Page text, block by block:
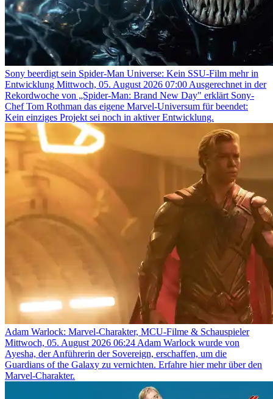
Sony beerdigt sein Spider-Man Universe: Kein SSU-Film mehr in
Entwicklung Mittwoch, 05. August 2026 07:00 Ausgerechnet in der
Rekordwoche von „Spider-Man: Brand New Day" erklärt Sony-
Chef Tom Rothman das eigene Marvel-Universum für beendet:
Kein einziges Projekt sei noch in aktiver Entwicklung.
Adam Warlock: Marvel-Charakter, MCU-Filme & Schauspieler
Mittwoch, 05. August 2026 06:24 Adam Warlock wurde von
Ayesha, der Anführerin der Sovereign, erschaffen, um die
Guardians of the Galaxy zu vernichten. Erfahre hier mehr über den
Marvel-Charakter.